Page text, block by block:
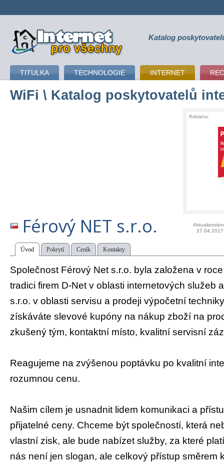
připojení k internetu Katalog
TITULKA TECHNOLOGIE INTERNET
WiFi \ Katalog poskytovatelů
Reklama:
Férový NET s.r.o.
27.04.2017
Úvod Pokrytí Ceník Kontakty
Společnost Férový Net s.r.o. byla založena v
tradici firem D-Net v oblasti internetových služeb
s.r.o. v oblasti servisu a prodeji výpočetní
získáváte slevové kupóny na nákup zboží na
zkušený tým, kontaktní místo, kvalitní servisní
Reagujeme na zvýšenou poptávku po kvalitní
rozumnou cenu.
Našim cílem je usnadnit lidem komunikaci a
přijatelné ceny. Chceme být společností, která
vlastní zisk, ale bude nabízet služby, za které
nás není jen slogan, ale celkový přístup směrem